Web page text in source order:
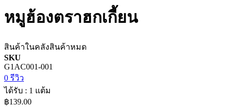
หมูฮ้องตราฮกเกี้ยน
สินค้าในคลังสินค้าหมด
SKU
G1AC001-001
0 รีวิว
ได้รับ : 1 แต้ม
฿139.00